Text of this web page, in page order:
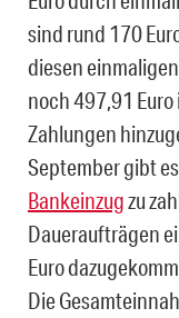
sind rund 170
diesen
noch 497,91
Zahlungen
September gibt
Bankeinzugzu
Daueraufträgen
Euro
Die